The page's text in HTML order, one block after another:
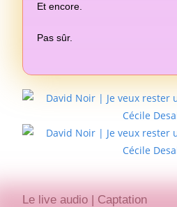
Et encore.
Pas sûr.
Le live audio | Captation